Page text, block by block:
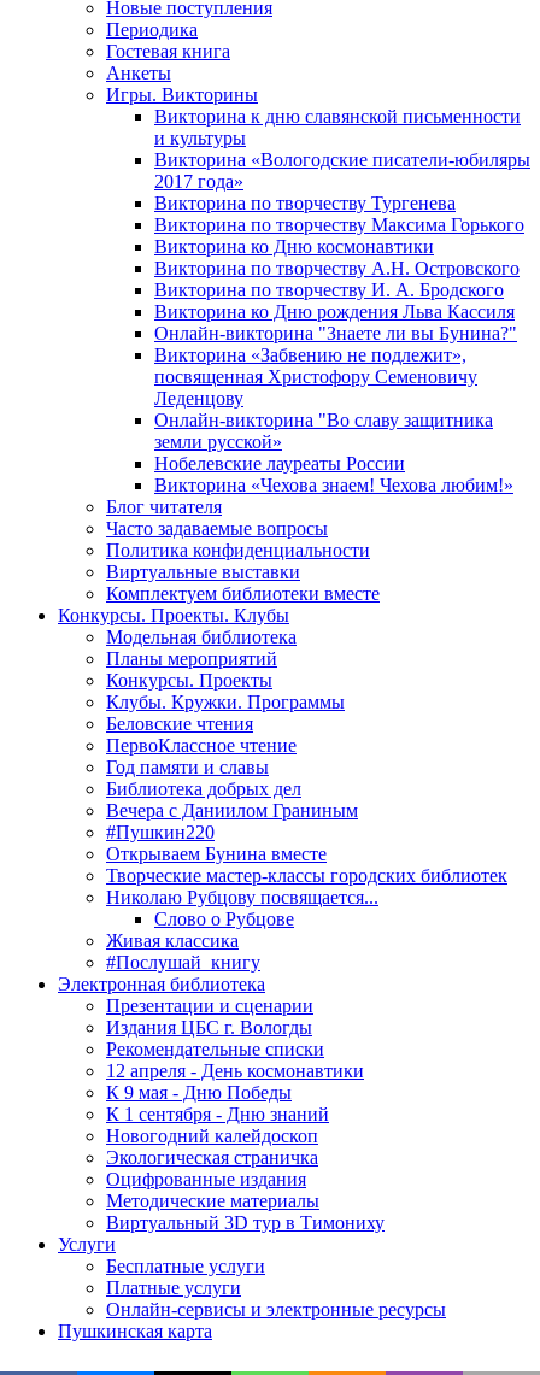
Новые поступления
Периодика
Гостевая книга
Анкеты
Игры. Викторины
Викторина к дню славянской письменности
и культуры
Викторина «Вологодские писатели-юбиляры
2017 года»
Викторина по творчеству Тургенева
Викторина по творчеству Максима Горького
Викторина ко Дню космонавтики
Викторина по творчеству А.Н. Островского
Викторина по творчеству И. А. Бродского
Викторина ко Дню рождения Льва Кассиля
Онлайн-викторина "Знаете ли вы Бунина?"
Викторина «Забвению не подлежит»,
посвященная Христофору Семеновичу
Леденцову
Онлайн-викторина "Во славу защитника
земли русской»
Нобелевские лауреаты России
Викторина «Чехова знаем! Чехова любим!»
Блог читателя
Часто задаваемые вопросы
Политика конфиденциальности
Виртуальные выставки
Комплектуем библиотеки вместе
Конкурсы. Проекты. Клубы
Модельная библиотека
Планы мероприятий
Конкурсы. Проекты
Клубы. Кружки. Программы
Беловские чтения
ПервоКлассное чтение
Год памяти и славы
Библиотека добрых дел
Вечера с Даниилом Граниным
#Пушкин220
Открываем Бунина вместе
Творческие мастер-классы городских библиотек
Николаю Рубцову посвящается...
Слово о Рубцове
Живая классика
#Послушай_книгу
Электронная библиотека
Презентации и сценарии
Издания ЦБС г. Вологды
Рекомендательные списки
12 апреля - День космонавтики
К 9 мая - Дню Победы
К 1 сентября - Дню знаний
Новогодний калейдоскоп
Экологическая страничка
Оцифрованные издания
Методические материалы
Виртуальный 3D тур в Тимониху
Услуги
Бесплатные услуги
Платные услуги
Онлайн-сервисы и электронные ресурсы
Пушкинская карта